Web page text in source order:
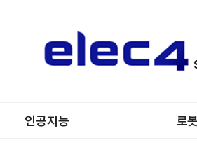
인공지능 로